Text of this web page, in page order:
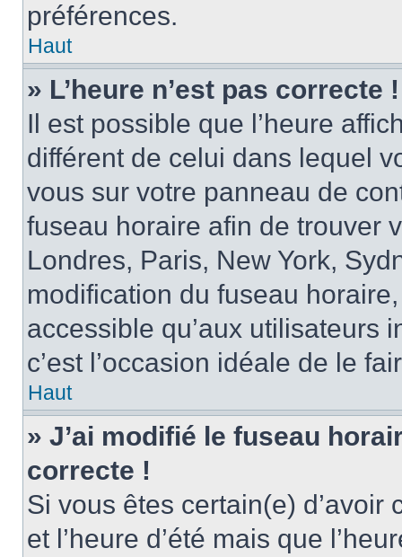
préférences.
Haut
» L’heure n’est pas correcte !
Il est possible que l’heure
différent de celui dans lequel
vous sur votre panneau de
fuseau horaire afin de trouver
Londres, Paris, New York,
modification du fuseau
accessible qu’aux utilisateurs
c’est l’occasion idéale de le
Haut
» J’ai modifié le fuseau
correcte !
Si vous êtes certain(e)
et l’heure d’été mais que